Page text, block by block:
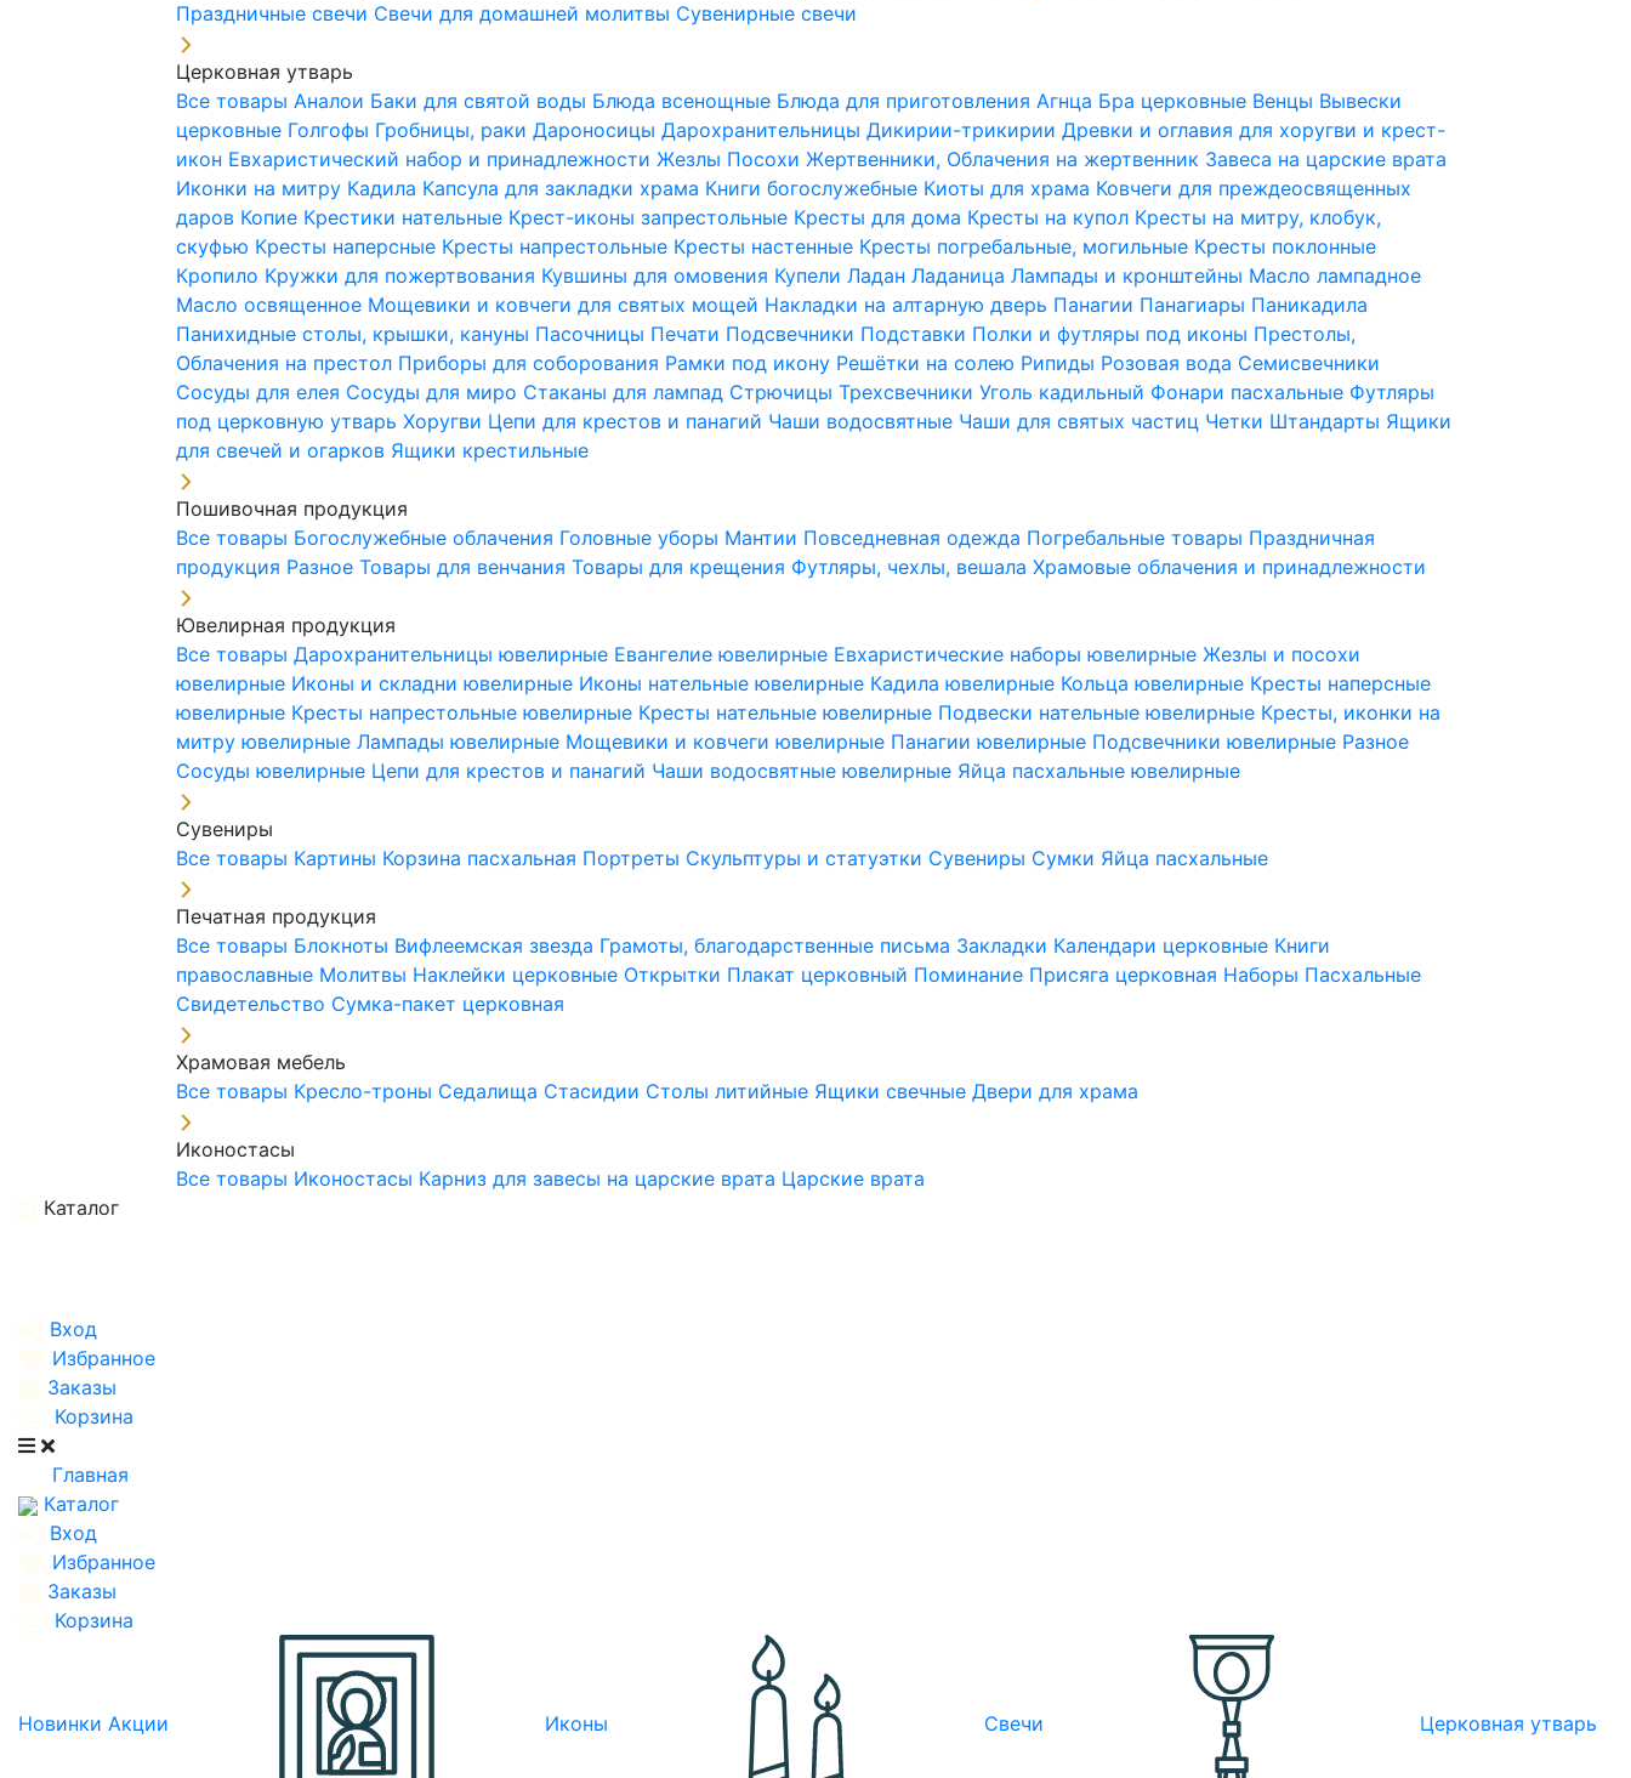
Праздничные свечи Свечи для домашней молитвы Сувенирные свечи
Церковная утварь
Все товарыАналои Баки для святой воды Блюда всенощные Блюда для приготовления Агнца Бра церковные Венцы Вывески
церковные Голгофы Гробницы, ракиДароносицыДарохранительницыДикирии-трикирииДревки и оглавия для хоругви и крест-
икон Евхаристический набор и принадлежностиЖезлы ПосохиЖертвенники, Облачения на жертвенник Завеса на царские врата
Иконки на митру Кадила Капсула для закладки храма Книги богослужебные Киоты для храма Ковчеги для преждеосвященных
даров Копие Крестики нательные Крест-иконы запрестольные Кресты для дома Кресты на купол Кресты на митру, клобук,
скуфью Кресты наперсные Кресты напрестольные Кресты настенные Кресты погребальные, могильные Кресты поклонные
Кропило Кружки для пожертвования Кувшины для омовения КупелиЛаданЛаданицаЛампады и кронштейны Масло лампадное
Масло освященное Мощевики и ковчеги для святых мощей Накладки на алтарную дверь Панагии Панагиары Паникадила
Панихидные столы, крышки, кануны Пасочницы Печати Подсвечники Подставки Полки и футляры под иконы Престолы,
Облачения на престол Приборы для соборования Рамки под икону Решётки на солею Рипиды Розовая вода Семисвечники
Сосуды для елея Сосуды для миро Стаканы для лампад СтрючицыТрехсвечникиУголь кадильный Фонари пасхальные Футляры
под церковную утварьХоругви Цепи для крестов и панагий Чаши водосвятные Чаши для святых частиц Четки Штандарты Ящики
для свечей и огарков Ящики крестильные
Пошивочная продукция
Все товары Богослужебные облачения Головные уборы Мантии Повседневная одежда Погребальные товары Праздничная
продукция РазноеТовары для венчанияТовары для крещения Футляры, чехлы, вешалаХрамовые облачения и принадлежности
Ювелирная продукция
Все товарыДарохранительницы ювелирные Евангелие ювелирные Евхаристические наборы ювелирныеЖезлы и посохи
ювелирные Иконы и складни ювелирные Иконы нательные ювелирные Кадила ювелирные Кольца ювелирные Кресты наперсные
ювелирные Кресты напрестольные ювелирные Кресты нательные ювелирные Подвески нательные ювелирные Кресты, иконки на
митру ювелирныеЛампады ювелирные Мощевики и ковчеги ювелирные Панагии ювелирные Подсвечники ювелирные Разное
Сосуды ювелирные Цепи для крестов и панагий Чаши водосвятные ювелирные Яйца пасхальные ювелирные
Сувениры
Все товары Картины Корзина пасхальная Портреты Скульптуры и статуэтки Сувениры Сумки Яйца пасхальные
Печатная продукция
Все товары Блокноты Вифлеемская звезда Грамоты, благодарственные письма Закладки Календари церковные Книги
православные Молитвы Наклейки церковные Открытки Плакат церковный Поминание Присяга церковная Наборы Пасхальные
Свидетельство Сумка-пакет церковная
Храмовая мебель
Все товары Кресло-троны Седалища Стасидии Столы литийные Ящики свечныеДвери для храма
Иконостасы
Все товары Иконостасы Карниз для завесы на царские врата Царские врата
Каталог
Вход
Избранное
Заказы
Корзина
Главная
Каталог
Вход
Избранное
Заказы
Корзина
Новинки Акции Иконы Свечи Церковная утварь